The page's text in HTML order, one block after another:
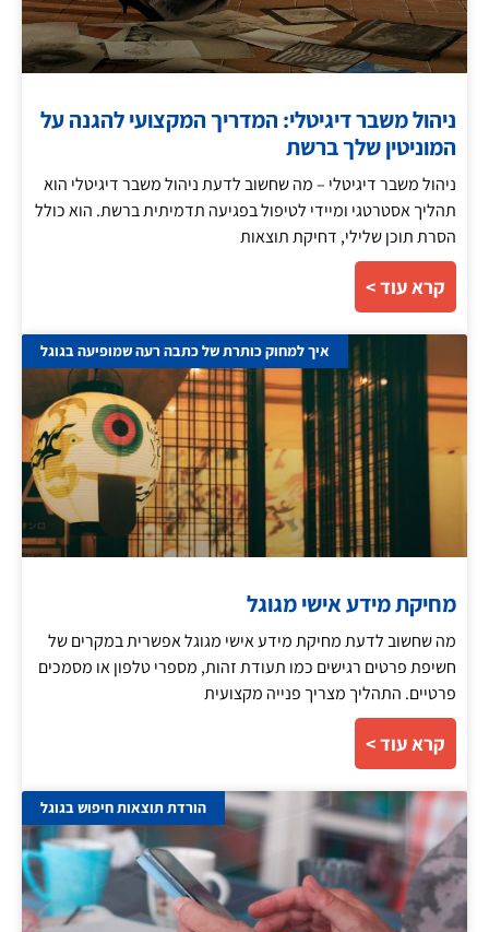
ניהול משבר דיגיטלי: המדריך המקצועי להגנה על
המוניטין שלך ברשת
ניהול משבר דיגיטלי – מה שחשוב לדעת ניהול משבר דיגיטלי הוא
תהליך אסטרטגי ומיידי לטיפול בפגיעה תדמיתית ברשת. הוא כולל
הסרת תוכן שלילי, דחיקת תוצאות
קרא עוד >
איך למחוק כותרת של כתבה רעה שמופיעה בגוגל
מחיקת מידע אישי מגוגל
מה שחשוב לדעת מחיקת מידע אישי מגוגל אפשרית במקרים של
חשיפת פרטים רגישים כמו תעודת זהות, מספרי טלפון או מסמכים
פרטיים. התהליך מצריך פנייה מקצועית
קרא עוד >
הורדת תוצאות חיפוש בגוגל